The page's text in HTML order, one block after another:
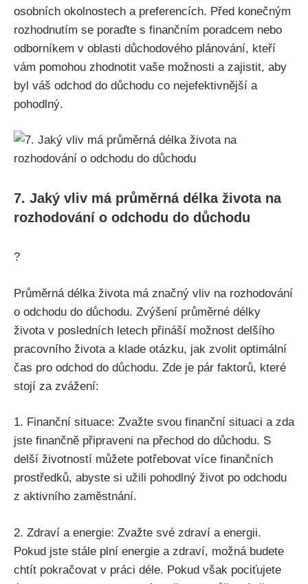
osobních okolnostech a preferencích. Před konečným
rozhodnutím se poraďte s finančním poradcem nebo
odborníkem v oblasti důchodového plánování, kteří
vám pomohou zhodnotit vaše možnosti a zajistit, aby
byl váš odchod do důchodu co nejefektivnější a
pohodlný.
7. Jaký vliv má průměrná délka života na
rozhodování o odchodu do důchodu
?
Průměrná délka života má značný vliv na rozhodování
o odchodu do důchodu. Zvýšení průměrné délky
života v posledních letech přináší možnost delšího
pracovního života a klade otázku, jak zvolit optimální
čas pro odchod do důchodu. Zde je pár faktorů, které
stojí za zvážení:
1. Finanční situace: Zvažte svou finanční situaci a zda
jste finančně připraveni na přechod do důchodu. S
delší životností můžete potřebovat více finančních
prostředků, abyste si užili pohodlný život po odchodu
z aktivního zaměstnání.
2. Zdraví a energie: Zvažte své zdraví a energii.
Pokud jste stále plní energie a zdraví, možná budete
chtít pokračovat v práci déle. Pokud však pociťujete